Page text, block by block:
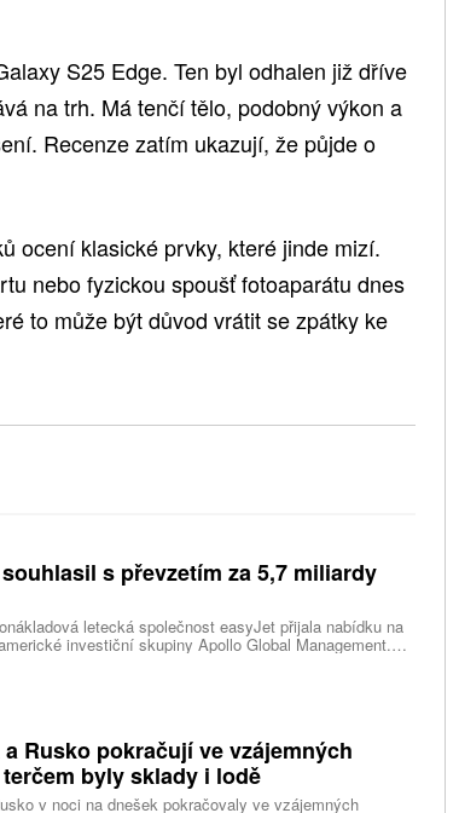
S25 Edge. Ten byl odhalen již dříve
na trh. Má tenčí tělo, podobný výkon a
Recenze zatím ukazují, že půjde o
ocení klasické prvky, které jinde mizí.
nebo fyzickou spoušť fotoaparátu dnes
to může být důvod vrátit se zpátky ke
s převzetím za 5,7 miliardy
letecká společnost easyJet přijala nabídku na
investiční skupiny Apollo Global Management.
aerolinku na 5,7 miliardy liber, tedy přibližně 162
Rusko pokračují ve vzájemných
byly sklady i lodě
v noci na dnešek pokračovaly ve vzájemných